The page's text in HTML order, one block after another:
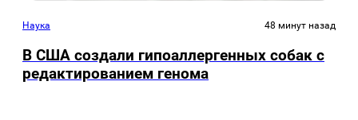
Наука 48 минут назад
В США создали гипоаллергенных собак с
редактированием генома